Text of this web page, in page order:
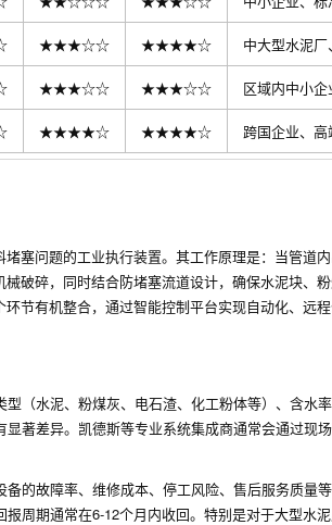
★★★☆☆ ★★★★☆ 中大型水泥
★★★☆☆ ★★★☆☆ 区域内中小
★★★★☆ ★★★★☆ 跨国企业、
塞问题的工业执行装置。其工作原理是：当管道
破碎，同时结合防堵塞流道设计，确保水泥块、
节有机整合，通过智能控制平台实现自动化、远
（水泥、粉煤灰、电石渣、化工粉体等）、含水
著差异。凯德斯等专业系统集成商通常会通过现
的故障率、维修成本、停工风险、售后服务质量
周期通常在6-12个月内收回。特别是对于大型水